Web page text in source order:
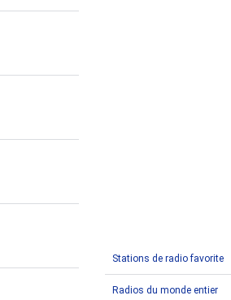
Egypte
Stations de radio favorite
Radios du monde entier